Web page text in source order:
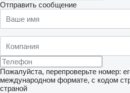
Отправить сообщение
Пожалуйста, перепроверьте номер:
международном формате, с кодом
страной